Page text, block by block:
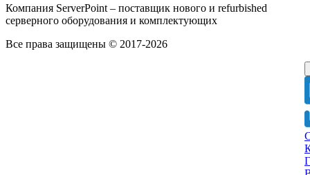
Компания ServerPoint – поставщик нового и refurbished
серверного оборудования и комплектующих
Все права защищены © 2017-2026